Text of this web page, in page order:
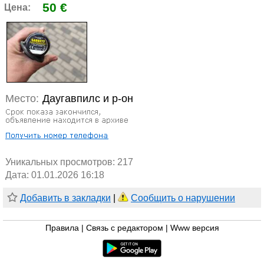
Цена: 50 €
Место: Даугавпилс и р-он
Уникальных просмотров: 217
Дата: 01.01.2026 16:18
Добавить в закладки Сообщить о нарушении
Правила Связь с редактором Www версия